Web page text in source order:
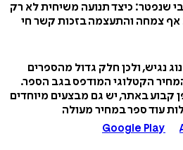
שנפטר: כיצד תנועה משיחית לא רק
צמחה והתעצמה בזכות קשר חי
נגיש, ולכן חלק גדול מהספרים
הקטלוגי המודפס בגב הספר.
קבוע באתר, יש גם מבצעים מיוחדים
עוד ספר במחיר מעולה
Google Play